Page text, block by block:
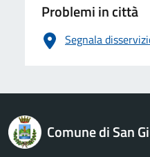
Problemi in città
Segnala
logo Unione Europea
Comune di San